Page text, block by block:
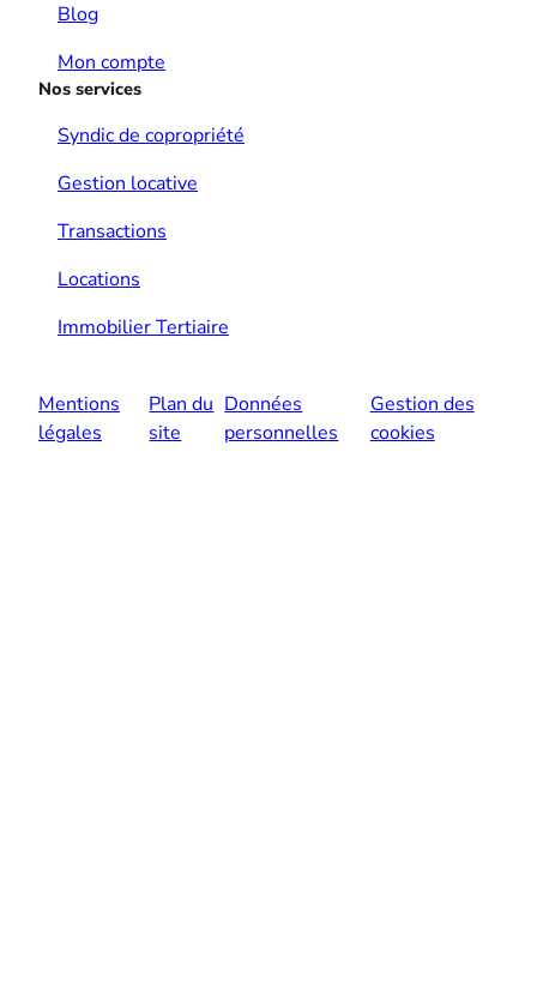
Blog
Mon compte
Nos services
Syndic de copropriété
Gestion locative
Transactions
Locations
Immobilier Tertiaire
Mentions
légales
Plan du
site
Données
personnelles
Gestion des
cookies